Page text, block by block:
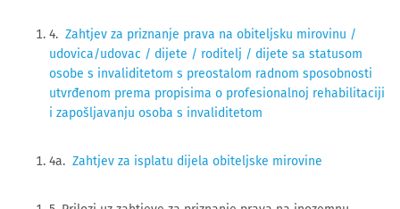
4. Zahtjev za priznanje prava na obiteljsku mirovinu /
udovica/udovac / dijete / roditelj / dijete sa statusom
osobe s invaliditetom s preostalom radnom sposobnosti
utvrđenom prema propisima o profesionalnoj rehabilitaciji
i zapošljavanju osoba s invaliditetom
4a. Zahtjev za isplatu dijela obiteljske mirovine